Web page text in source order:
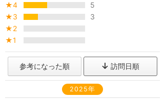
★4
5
★3
3
★2
★1
参考になった順 訪問日順
2025年